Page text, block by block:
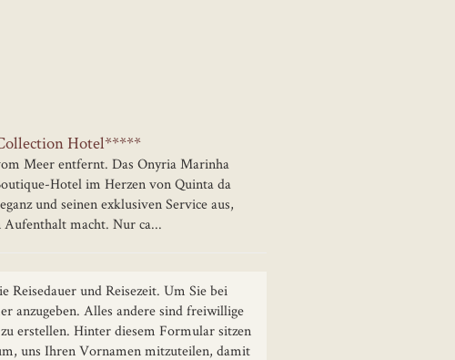
Hotel*****
Meer entfernt. Das Onyria Marinha
Hotel im Herzen von Quinta da
und seinen exklusiven Service aus,
macht. Nur ca...
und Reisezeit. Um Sie bei
anzugeben. Alles andere sind freiwillige
erstellen. Hinter diesem Formular sitzen
uns Ihren Vornamen mitzuteilen, damit